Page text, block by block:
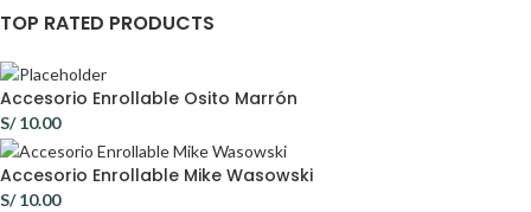
TOP RATED PRODUCTS
Accesorio Enrollable Osito Marrón
S/10.00
Accesorio Enrollable Mike Wasowski
S/10.00